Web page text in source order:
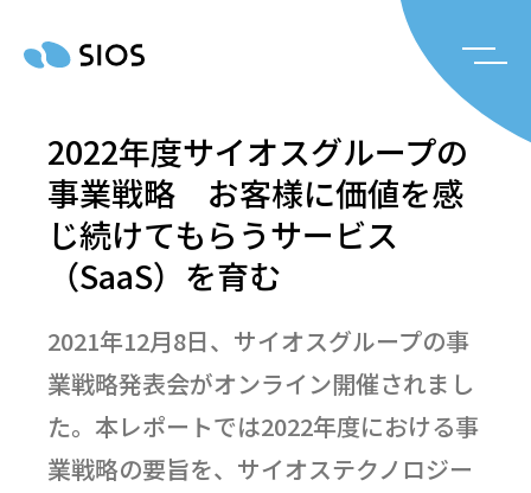
2022年度サイオスグループの
事業戦略 お客様に価値を感
じ続けてもらうサービス
（SaaS）を育む
2021年12月8日、サイオスグループの事
業戦略発表会がオンライン開催されまし
た。本レポートでは2022年度における事
業戦略の要旨を、サイオステクノロジー